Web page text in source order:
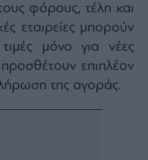
φόρους, τέλη και
εταιρείες μπορούν
μόνο για νέες
επιπλέον
της αγοράς.